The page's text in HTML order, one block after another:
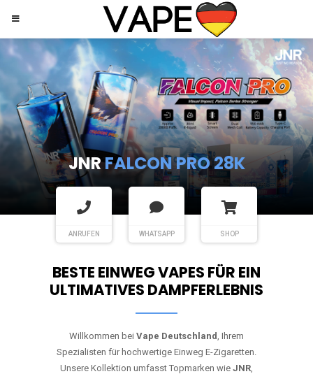
JNRSHISHA HOOKAH MAX
ANRUFEN WHATSAPP SHOP
BESTE EINWEG VAPES FÜR EIN
ULTIMATIVES DAMPFERLEBNIS
Willkommen bei Vape Deutschland, Ihrem
Spezialisten für hochwertige Einweg E-Zigaretten.
Unsere Kollektion umfasst Topmarken wie JNR,